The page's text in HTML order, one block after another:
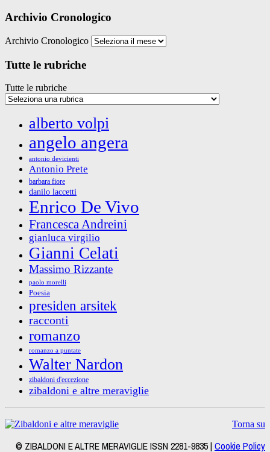
Archivio Cronologico
Archivio Cronologico
Tutte le rubriche
Tutte le rubriche
alberto volpi
angelo angera
antonio devicienti
Antonio Prete
barbara fiore
danilo laccetti
Enrico De Vivo
Francesca Andreini
gianluca virgilio
Gianni Celati
Massimo Rizzante
paolo morelli
Poesia
presiden arsitek
racconti
romanzo
romanzo a puntate
Walter Nardon
zibaldoni d'eccezione
zibaldoni e altre meraviglie
Torna su
© ZIBALDONI E ALTRE MERAVIGLIE ISSN 2281-9835 | Cookie Policy